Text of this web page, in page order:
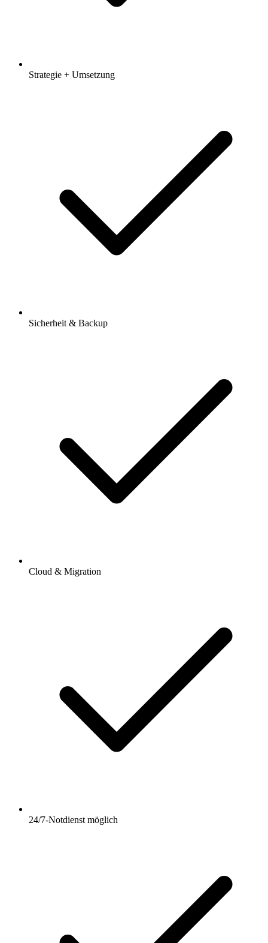
Strategie + Umsetzung
Sicherheit & Backup
Cloud & Migration
24/7-Notdienst möglich